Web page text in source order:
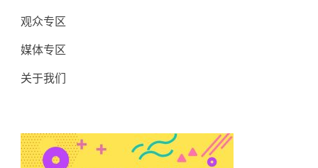
观众专区
媒体专区
关于我们